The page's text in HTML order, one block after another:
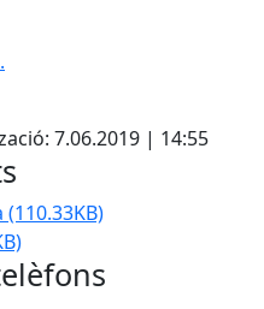
7.06.2019 | 14:55
(110.33KB)